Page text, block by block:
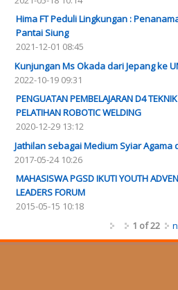
Hima FT Peduli Lingkungan :
Pantai Siung
2021-12-01 08:45
Kunjungan Ms Okada dari Jepang ke
2022-10-19 09:31
PENGUATAN PEMBELAJARAN D4
PELATIHAN ROBOTIC WELDING
2020-12-29 13:12
Jathilan sebagai Medium Syiar Agama
2017-05-24 10:26
MAHASISWA PGSD IKUTI YOUTH
LEADERS FORUM
2015-05-15 10:18
1 of 22